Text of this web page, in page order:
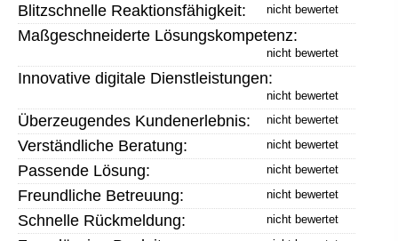
Blitzschnelle Reaktionsfähigkeit:
Maßgeschneiderte Lösungskompetenz:
Innovative digitale Dienstleistungen:
Überzeugendes Kundenerlebnis:
Verständliche Beratung:
Passende Lösung:
Freundliche Betreuung:
Schnelle Rückmeldung: